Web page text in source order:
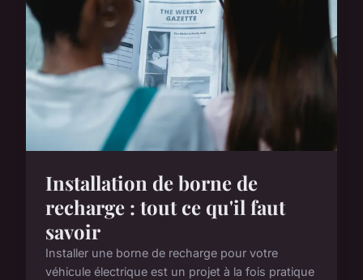
Installation de borne de
recharge : tout ce qu'il faut
savoir
Installer une borne de recharge pour votre
véhicule électrique est un projet à la fois pratique